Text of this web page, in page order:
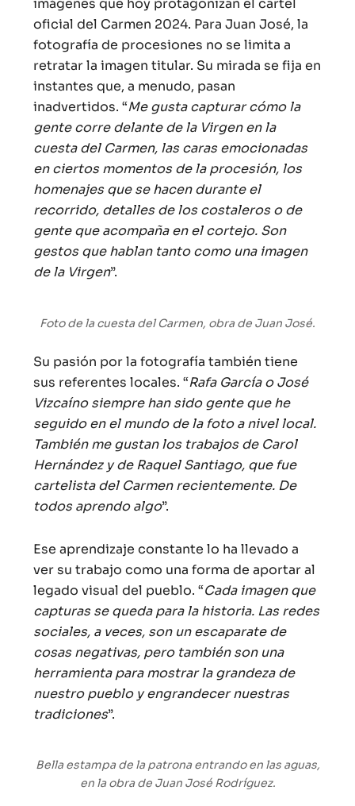
imágenes que hoy protagonizan el cartel
oficial del Carmen 2024. Para Juan José, la
fotografía de procesiones no se limita a
retratar la imagen titular. Su mirada se fija en
instantes que, a menudo, pasan
inadvertidos. “Me gusta capturar cómo la
gente corre delante de la Virgen en la
cuesta del Carmen, las caras emocionadas
en ciertos momentos de la procesión, los
homenajes que se hacen durante el
recorrido, detalles de los costaleros o de
gente que acompaña en el cortejo. Son
gestos que hablan tanto como una imagen
de la Virgen”.
Foto de la cuesta del Carmen, obra de Juan José.
Su pasión por la fotografía también tiene
sus referentes locales. “Rafa García o José
Vizcaíno siempre han sido gente que he
seguido en el mundo de la foto a nivel local.
También me gustan los trabajos de Carol
Hernández y de Raquel Santiago, que fue
cartelista del Carmen recientemente. De
todos aprendo algo”.
Ese aprendizaje constante lo ha llevado a
ver su trabajo como una forma de aportar al
legado visual del pueblo. “Cada imagen que
capturas se queda para la historia. Las redes
sociales, a veces, son un escaparate de
cosas negativas, pero también son una
herramienta para mostrar la grandeza de
nuestro pueblo y engrandecer nuestras
tradiciones”.
Bella estampa de la patrona entrando en las aguas,
en la obra de Juan José Rodríguez.